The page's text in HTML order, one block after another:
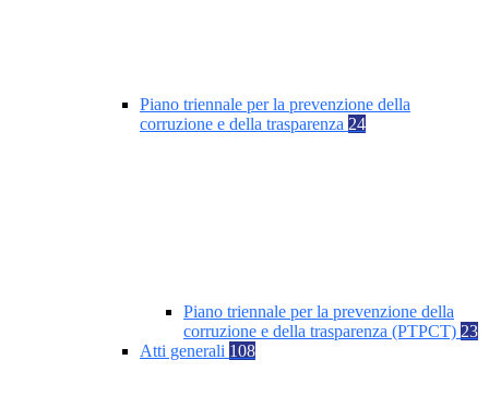
Piano triennale per la prevenzione della
corruzione e della trasparenza 24
Piano triennale per la prevenzione della
corruzione e della trasparenza (PTPCT) 23
Atti generali 108